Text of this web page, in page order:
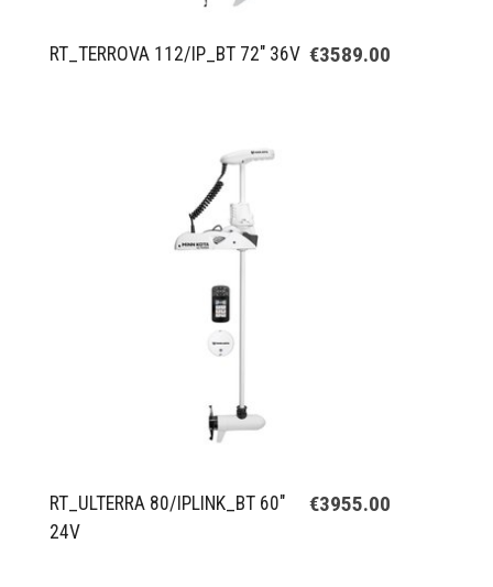
RT_TERROVA 112/IP_BT 72" 36V €3589.00
RT_ULTERRA 80/IPLINK_BT 60"
24V
€3955.00